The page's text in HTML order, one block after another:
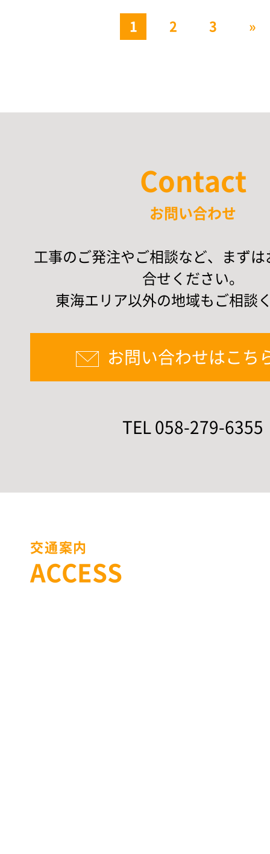
1 2 3 »
Contact
お問い合わせ
工事のご発注やご相談など、まずは
合せください。
東海エリア以外の地域もご相談
お問い合わせはこち
TEL 058-279-6355
交通案内
ACCESS